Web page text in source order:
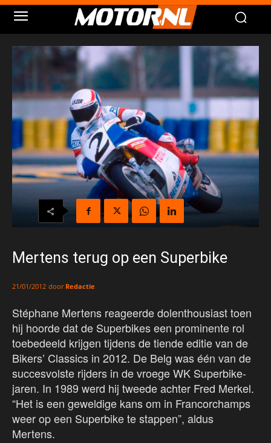
Mertens terug op een Superbike
21/01/2012 door Redactie
Stéphane Mertens reageerde dolenthousiast toen
hij hoorde dat de Superbikes een prominente rol
toebedeeld krijgen tijdens de tiende editie van de
Bikers’ Classics in 2012. De Belg was één van de
succesvolste rijders in de vroege WK Superbike-
jaren. In 1989 werd hij tweede achter Fred Merkel.
“Het is een geweldige kans om in Francorchamps
weer op een Superbike te stappen”, aldus
Mertens.